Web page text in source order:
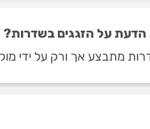
על הזגגים בשדרות?
מתבצע אך ורק על ידי